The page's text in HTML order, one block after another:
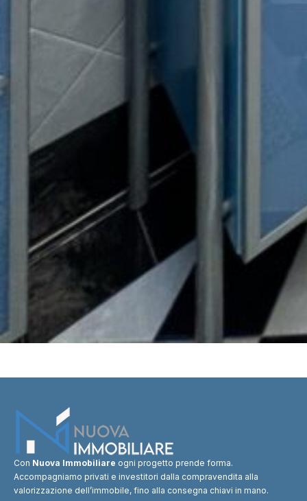
Con Nuova Immobiliare ogni progetto prende forma.
Accompagniamo privati e investitori dalla compravendita alla
valorizzazione dell’immobile, fino alla consegna chiavi in mano.